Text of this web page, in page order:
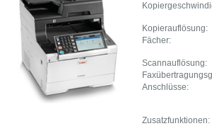
Kopierauflösung:
Fächer:
Scannauflösung:
Anschlüsse:
Zusatzfunktionen: